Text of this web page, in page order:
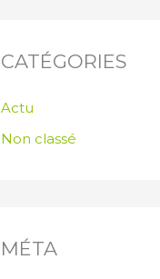
CATÉGORIES
Actu
Non classé
MÉTA